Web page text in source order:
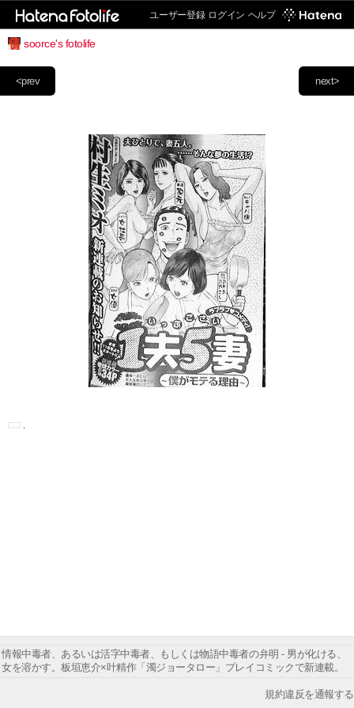
ユーザー登録 ログイン ヘルプ
soorce's fotolife
next>
<prev
情報中毒者、あるいは活字中毒者、もしくは物語中毒者の弁明 - 男が化ける、
女を溶かす。板垣恵介×叶精作「濁ジョータロー」プレイコミックで新連載。
規約違反を通報する